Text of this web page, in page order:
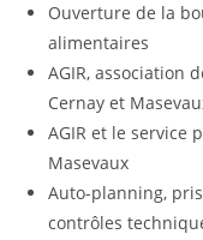
Ouverture de la
alimentaires
AGIR, association
Cernay et
AGIR et le service
Masevaux
Auto-planning,
contrôles